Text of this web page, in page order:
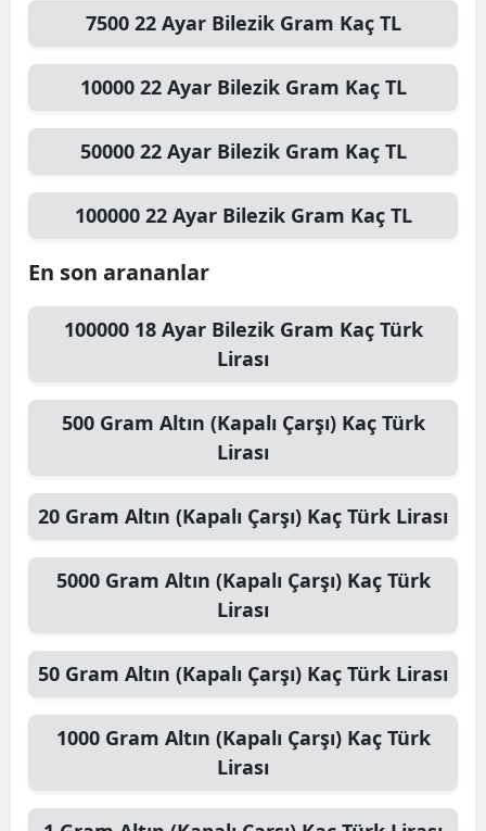
7500 22 Ayar Bilezik Gram Kaç TL
10000 22 Ayar Bilezik Gram Kaç TL
50000 22 Ayar Bilezik Gram Kaç TL
100000 22 Ayar Bilezik Gram Kaç TL
En son arananlar
100000 18 Ayar Bilezik Gram Kaç Türk
Lirası
500 Gram Altın (Kapalı Çarşı)Kaç Türk
Lirası
20 Gram Altın (Kapalı Çarşı) Kaç Türk Lirası
5000 Gram Altın (Kapalı Çarşı)Kaç Türk
Lirası
50 Gram Altın (Kapalı Çarşı) Kaç Türk Lirası
1000 Gram Altın (Kapalı Çarşı)Kaç Türk
Lirası